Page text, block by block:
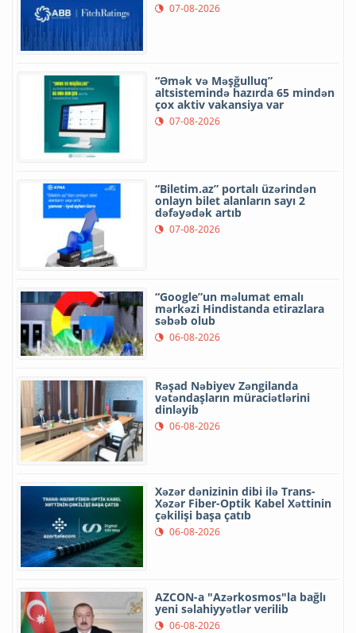
07-08-2026
“Əmək və Məşğulluq”
altsistemində hazırda 65 mindən
çox aktiv vakansiya var
07-08-2026
“Biletim.az” portalı üzərindən
onlayn bilet alanların sayı 2
dəfəyədək artıb
07-08-2026
“Google”un məlumat emalı
mərkəzi Hindistanda etirazlara
səbəb olub
06-08-2026
Rəşad Nəbiyev Zəngilanda
vətəndaşların müraciətlərini
dinləyib
06-08-2026
Xəzər dənizinin dibi ilə Trans-
Xəzər Fiber-Optik Kabel Xəttinin
çəkilişi başa çatıb
06-08-2026
AZCON-a "Azərkosmos"la bağlı
yeni səlahiyyətlər verilib
06-08-2026